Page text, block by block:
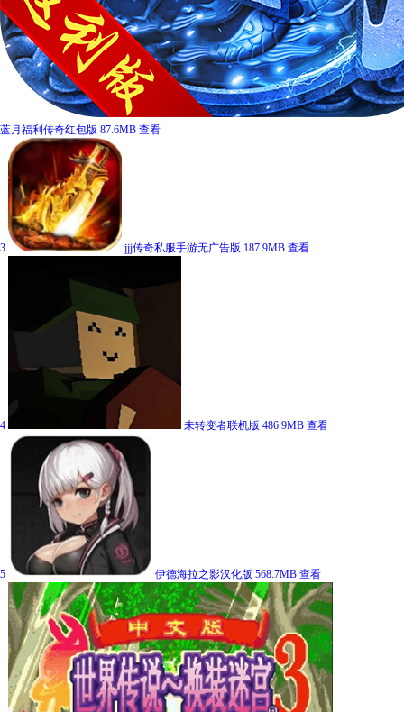
蓝月福利传奇红包版 87.6MB 查看
3 jjj传奇私服手游无广告版 187.9MB 查看
4 未转变者联机版 486.9MB 查看
5 伊德海拉之影汉化版 568.7MB 查看